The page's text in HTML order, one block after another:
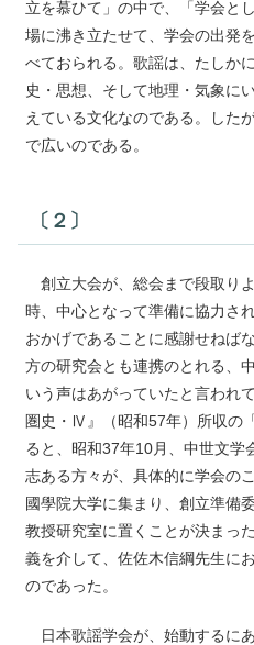
立を慕ひて」の中で、「学会と
場に沸き立たせて、学会の出発
べておられる。歌謡は、たしか
史・思想、そして地理・気象に
えている文化なのである。した
で広いのである。
〔２〕
創立大会が、総会まで段取り
時、中心となって準備に協力さ
おかげであることに感謝せねば
方の研究会とも連携のとれる、
いう声はあがっていたと言われ
圏史・Ⅳ』（昭和57年）所収の
ると、昭和37年10月、中世文学
志ある方々が、具体的に学会の
國學院大学に集まり、創立準備
教授研究室に置くことが決まっ
義を介して、佐佐木信綱先生に
のであった。
日本歌謡学会が、始動するに